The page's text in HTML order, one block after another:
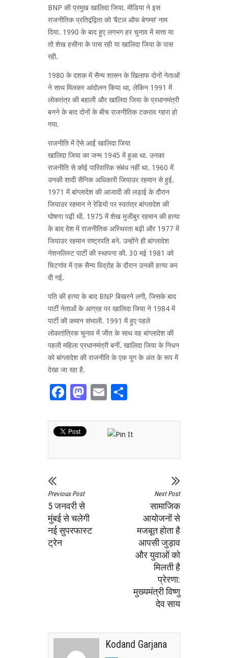
BNP की प्रमुख खालिदा जिया. मीडिया ने इस
राजनीतिक प्रतिद्वंद्विता को ‘बैटल ऑफ बेगम्स’ नाम
दिया. 1990 के बाद हुए लगभग हर चुनाव में सत्ता या
तो शेख हसीना के पास रही या खालिदा जिया के पास
रही.
1980 के दशक में सैन्य शासन के खिलाफ दोनों नेताओं
ने साथ मिलकर आंदोलन किया था, लेकिन 1991 में
लोकतंत्र की बहाली और खालिदा जिया के प्रधानमंत्री
बनने के बाद दोनों के बीच राजनीतिक टकराव गहरा हो
गया.
राजनीति में ऐसे आईं खालिदा जिया
खालिदा जिया का जन्म 1945 में हुआ था. उनका
राजनीति से कोई पारिवारिक संबंध नहीं था. 1960 में
उनकी शादी सैनिक अधिकारी जियाउर रहमान से हुई.
1971 में बांग्लादेश की आजादी की लड़ाई के दौरान
जियाउर रहमान ने रेडियो पर स्वतंत्र बांग्लादेश की
घोषणा पढ़ी थी. 1975 में शेख मुजीबुर रहमान की हत्या
के बाद देश में राजनीतिक अस्थिरता बढ़ी और 1977 में
जियाउर रहमान राष्ट्रपति बने. उन्होंने ही बांग्लादेश
नेशनलिस्ट पार्टी की स्थापना की. 30 मई 1981 को
चिटगांव में एक सैन्य विद्रोह के दौरान उनकी हत्या कर
दी गई.
पति की हत्या के बाद BNP बिखरने लगी, जिसके बाद
पार्टी नेताओं के आग्रह पर खालिदा जिया ने 1984 में
पार्टी की कमान संभाली. 1991 में हुए पहले
लोकतांत्रिक चुनाव में जीत के साथ वह बांग्लादेश की
पहली महिला प्रधानमंत्री बनीं. खालिदा जिया के निधन
को बांग्लादेश की राजनीति के एक युग के अंत के रूप में
देखा जा रहा है.
Facebook
Mastodon
Email
Previous Post
5 जनवरी से
मुंबई से चलेगी
नई सुपरफास्ट
ट्रेन
Next Post
सामाजिक
आयोजनों से
मजबूत होता है
आपसी जुड़ाव
और युवाओं को
मिलती है
प्रेरणा:
मुख्यमंत्री विष्णु
देव साय
Kodand Garjana